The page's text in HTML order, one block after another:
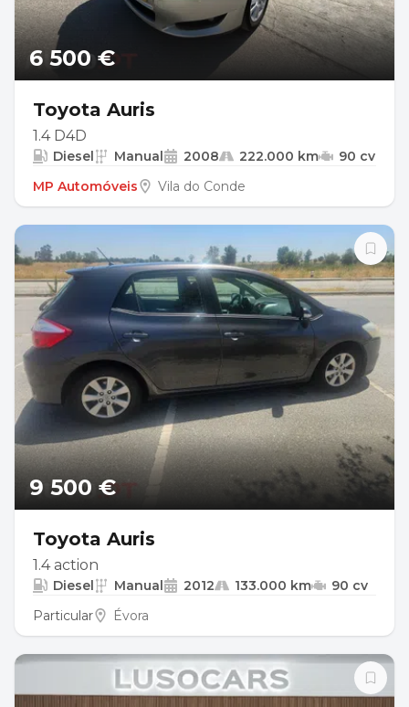
6 500 €
Toyota Auris
1.4 D4D
Diesel Manual 2008 222.000 km
90 cv
MP Automóveis
Vila do Conde
9 500 €
Toyota Auris
1.4 action
Diesel Manual 2012 133.000 km
90 cv
Particular
Évora